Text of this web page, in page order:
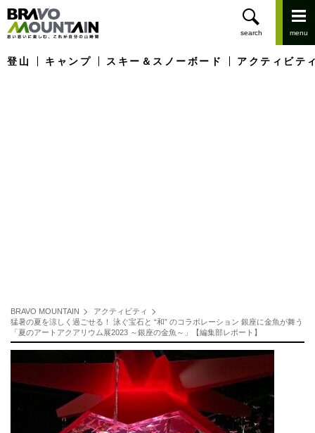
登山 キャンプ スキー＆スノーボード アクティビテ
BRAVO MOUNTAIN
アクティビティ
猛暑の夏を涼しく過ごせる！ 泳ぐ宝石と “和” のコラボレーション 銀座に金魚が舞う
「夏のアートアクアリウム展2023 ～銀座の金魚～」【編集部レポート】